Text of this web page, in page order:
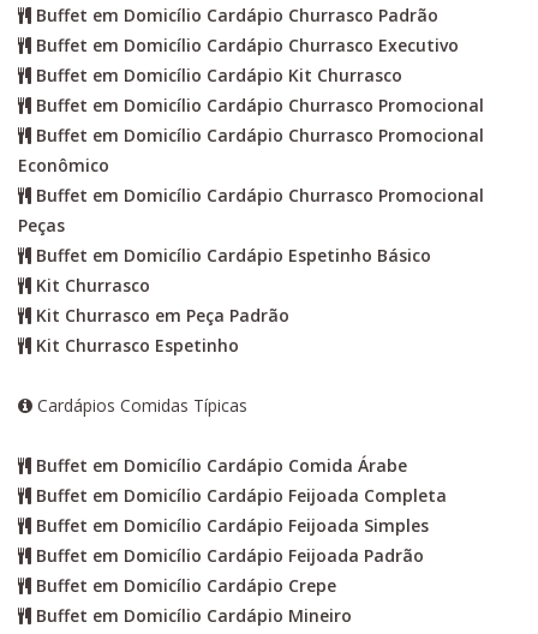
Buffet em Domicílio Cardápio Churrasco Padrão
Buffet em Domicílio Cardápio Churrasco Executivo
Buffet em Domicílio Cardápio Kit Churrasco
Buffet em Domicílio Cardápio Churrasco Promocional
Buffet em Domicílio Cardápio Churrasco Promocional
Econômico
Buffet em Domicílio Cardápio Churrasco Promocional
Peças
Buffet em Domicílio Cardápio Espetinho Básico
Kit Churrasco
Kit Churrasco em Peça Padrão
Kit Churrasco Espetinho
Cardápios Comidas Típicas
Buffet em Domicílio Cardápio Comida Árabe
Buffet em Domicílio Cardápio Feijoada Completa
Buffet em Domicílio Cardápio Feijoada Simples
Buffet em Domicílio Cardápio Feijoada Padrão
Buffet em Domicílio Cardápio Crepe
Buffet em Domicílio Cardápio Mineiro